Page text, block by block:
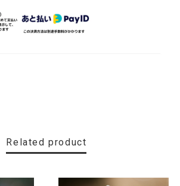
Related product